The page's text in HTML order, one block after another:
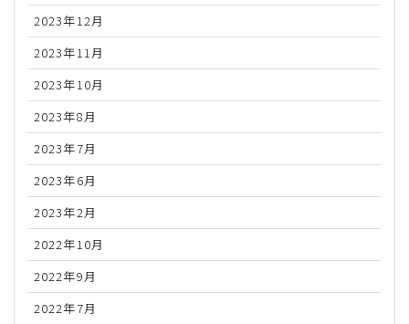
2023年12月
2023年11月
2023年10月
2023年8月
2023年7月
2023年6月
2023年2月
2022年10月
2022年9月
2022年7月